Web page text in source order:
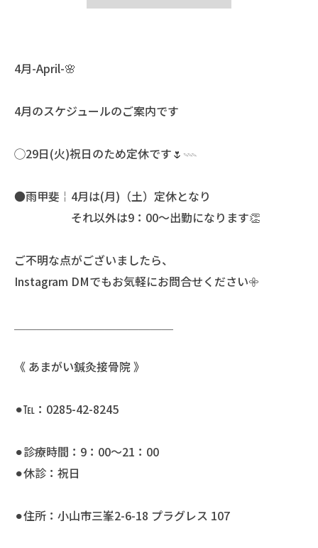
4月-April-🌸
4月のスケジュールのご案内です
◯29日(火)祝日のため定休です🌷𓇠
●雨甲斐￤4月は(月)（土）定休となり
それ以外は9：00〜出勤になります👏
ご不明な点がございましたら、
Instagram DMでもお気軽にお問合せください𖧷
《 あまがい鍼灸接骨院 》
⚫︎℡：0285-42-8245
⚫︎診療時間：9：00〜21：00
⚫︎休診：祝日
⚫︎住所：小山市三峯2-6-18 プラグレス 107